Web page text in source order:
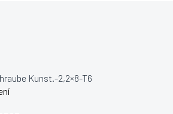
Kunst.-2,2×8-T6